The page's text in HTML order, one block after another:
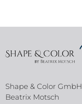
Shape & Color GmbH
Beatrix Motsch